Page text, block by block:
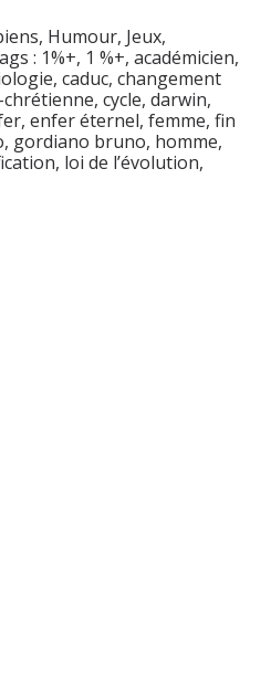
, Humour, Jeux,
: 1%+, 1 %+, académicien,
, caduc, changement
, cycle, darwin,
, enfer éternel, femme, fin
, gordiano bruno, homme,
, loi de l’évolution,